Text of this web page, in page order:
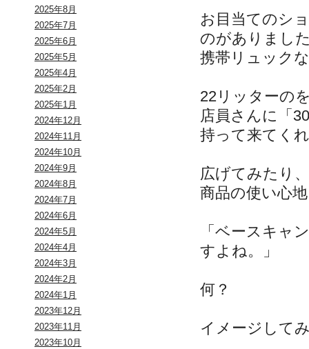
2025年8月
2025年7月
2025年6月
2025年5月
2025年4月
2025年2月
2025年1月
2024年12月
2024年11月
2024年10月
2024年9月
2024年8月
2024年7月
2024年6月
2024年5月
2024年4月
2024年3月
2024年2月
2024年1月
2023年12月
2023年11月
2023年10月
お目当てのシ
のがありまし
携帯リュック
22リッターの
店員さんに「
持って来てく
広げてみたり
商品の使い心
「ベースキャ
すよね。」
何？
イメージして